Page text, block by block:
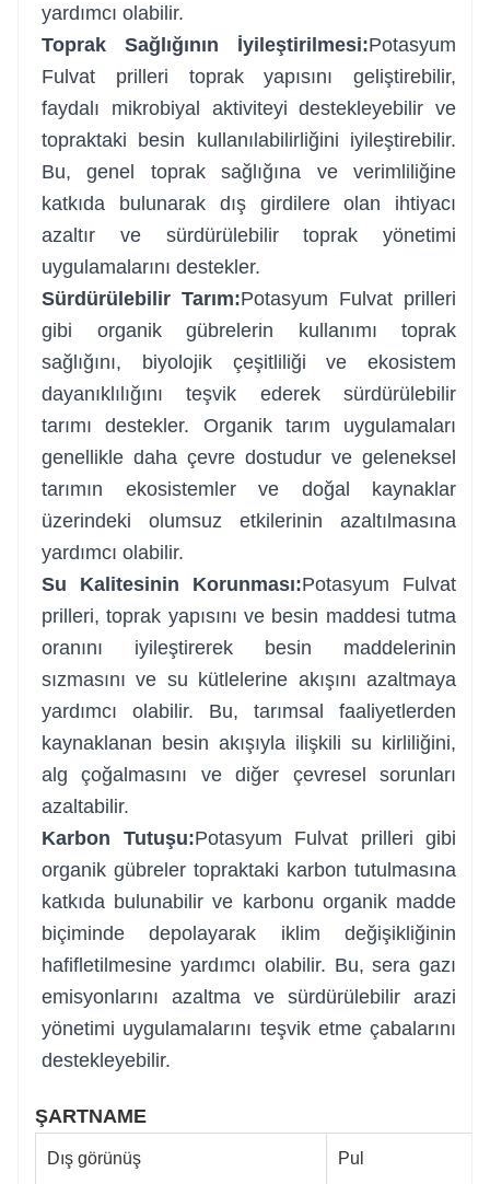
yardımcı olabilir.
Toprak Sağlığının İyileştirilmesi:Potasyum
Fulvat prilleri toprak yapısını geliştirebilir,
faydalı mikrobiyal aktiviteyi destekleyebilir ve
topraktaki besin kullanılabilirliğini iyileştirebilir.
Bu, genel toprak sağlığına ve verimliliğine
katkıda bulunarak dış girdilere olan ihtiyacı
azaltır ve sürdürülebilir toprak yönetimi
uygulamalarını destekler.
Sürdürülebilir Tarım:Potasyum Fulvat prilleri
gibi organik gübrelerin kullanımı toprak
sağlığını, biyolojik çeşitliliği ve ekosistem
dayanıklılığını teşvik ederek sürdürülebilir
tarımı destekler. Organik tarım uygulamaları
genellikle daha çevre dostudur ve geleneksel
tarımın ekosistemler ve doğal kaynaklar
üzerindeki olumsuz etkilerinin azaltılmasına
yardımcı olabilir.
Su Kalitesinin Korunması:Potasyum Fulvat
prilleri, toprak yapısını ve besin maddesi tutma
oranını iyileştirerek besin maddelerinin
sızmasını ve su kütlelerine akışını azaltmaya
yardımcı olabilir. Bu, tarımsal faaliyetlerden
kaynaklanan besin akışıyla ilişkili su kirliliğini,
alg çoğalmasını ve diğer çevresel sorunları
azaltabilir.
Karbon Tutuşu:Potasyum Fulvat prilleri gibi
organik gübreler topraktaki karbon tutulmasına
katkıda bulunabilir ve karbonu organik madde
biçiminde depolayarak iklim değişikliğinin
hafifletilmesine yardımcı olabilir. Bu, sera gazı
emisyonlarını azaltma ve sürdürülebilir arazi
yönetimi uygulamalarını teşvik etme çabalarını
destekleyebilir.
ŞARTNAME
Dış görünüş Pul